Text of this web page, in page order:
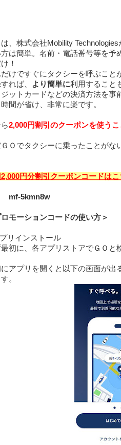
は、株式会社Mobility
は簡単。名前・電話番号等を予
！
だけですぐにタクシーを呼ぶこと
れば、
より簡単に利用すること
ジットカードなどの決済方法を
間が省け、非常に楽です。
2,000円割引のクーポンを使う
ＧＯでタクシーに乗ったことが
円分割引クーポンコードはこ
mf-5kmn8w
ロモーションコードの使い方＞
リインストール
最初に、各アプリストアでＧＯと
アプリを開くと以下の画面が出
。